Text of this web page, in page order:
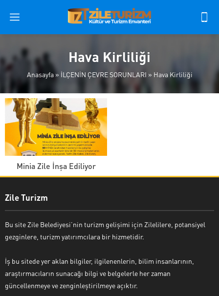
Hava Kirliliği
Anasayfa» İLÇENİN ÇEVRE SORUNLARI » Hava Kirliliği
Minia Zile İnşa Ediliyor
Zile Turizm
Bu site Zile Belediyesi’nin turizm gelişimi için Zilelilere, potansiyel
gezginlere, turizm yatırımcılara bir hizmetidir.
İş bu sitede yer aklan bilgiler, ilgilenenlerin, bilim insanlarının,
araştırmacıların sunacağı bilgi ve belgelerle her zaman
güncellenmeye ve zenginleştirilmeye açıktır.